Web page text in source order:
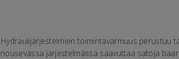
Hydraulijärjestelmien toimintavarmuus perustuu
nousevassa järjestelmässä saavuttaa satoja